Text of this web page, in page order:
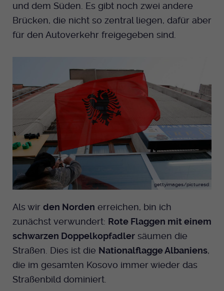
und dem Süden. Es gibt noch zwei andere
Brücken, die nicht so zentral liegen, dafür aber
für den Autoverkehr freigegeben sind.
gettyimages/picturesd
Als wir den Norden erreichen, bin ich
zunächst verwundert: Rote Flaggen mit einem
schwarzen Doppelkopfadler säumen die
Straßen. Dies ist die Nationalflagge Albaniens,
die im gesamten Kosovo immer wieder das
Straßenbild dominiert.